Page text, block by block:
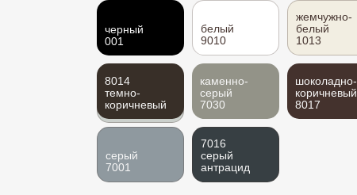
светло-
серый
7035
каменно-
серый
7030
7016
серый
антрацид
серый
7001
шоколадно-
коричневый
8017
8014
темно-
коричневый
жемчужно-
белый
1013
белый
9010
черный
001